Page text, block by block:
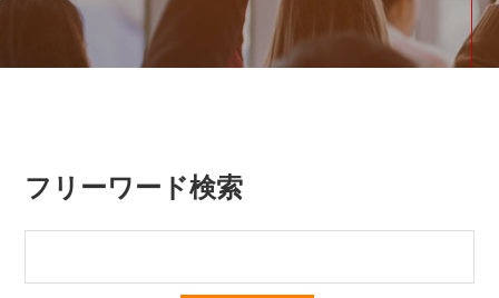
フリーワード検索